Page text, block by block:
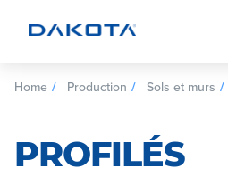
Home Production Sols et murs
PROFILÉS